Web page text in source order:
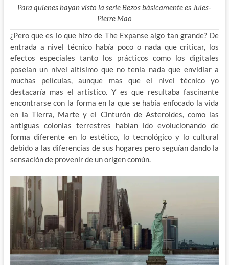
Para quienes hayan visto la serie Bezos básicamente es Jules-
Pierre Mao
¿Pero que es lo que hizo de The Expanse algo tan grande? De
entrada a nivel técnico había poco o nada que criticar, los
efectos especiales tanto los prácticos como los digitales
poseían un nivel altísimo que no tenia nada que envidiar a
muchas películas, aunque mas que el nivel técnico yo
destacaría mas el artístico. Y es que resultaba fascinante
encontrarse con la forma en la que se había enfocado la vida
en la Tierra, Marte y el Cinturón de Asteroides, como las
antiguas colonias terrestres habían ido evolucionando de
forma diferente en lo estético, lo tecnológico y lo cultural
debido a las diferencias de sus hogares pero seguían dando la
sensación de provenir de un origen común.